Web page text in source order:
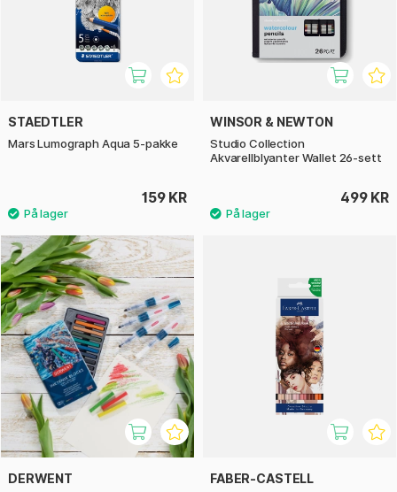
STAEDTLER
Mars Lumograph Aqua 5-pakke
159 KR
WINSOR & NEWTON
Studio Collection
Akvarellblyanter Wallet 26-sett
499 KR
DERWENT FABER-CASTELL